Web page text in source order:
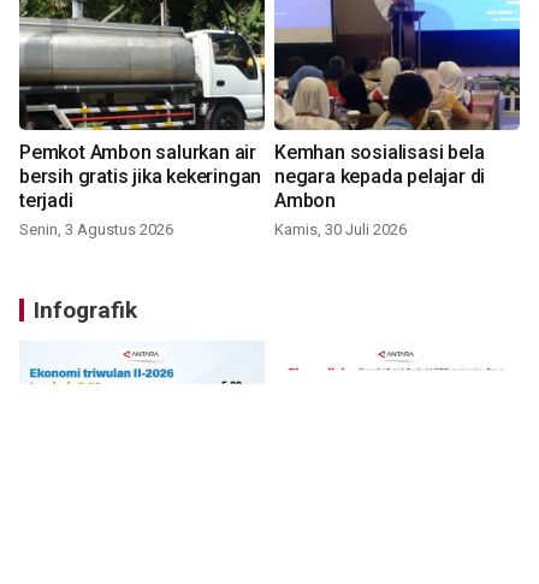
Pemkot Ambon salurkan air
bersih gratis jika kekeringan
terjadi
Senin, 3 Agustus 2026
Kemhan sosialisasi bela
negara kepada pelajar di
Ambon
Kamis, 30 Juli 2026
Infografik